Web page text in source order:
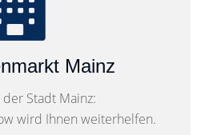
Mainz
Stadt Mainz:
wird Ihnen weiterhelfen.